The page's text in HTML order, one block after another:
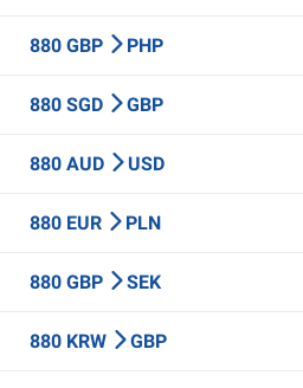
880 GBP PHP
880 SGD GBP
880 AUD USD
880 EUR PLN
880 GBP SEK
880 KRW GBP